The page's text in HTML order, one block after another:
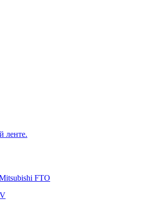
ленте.
FTO